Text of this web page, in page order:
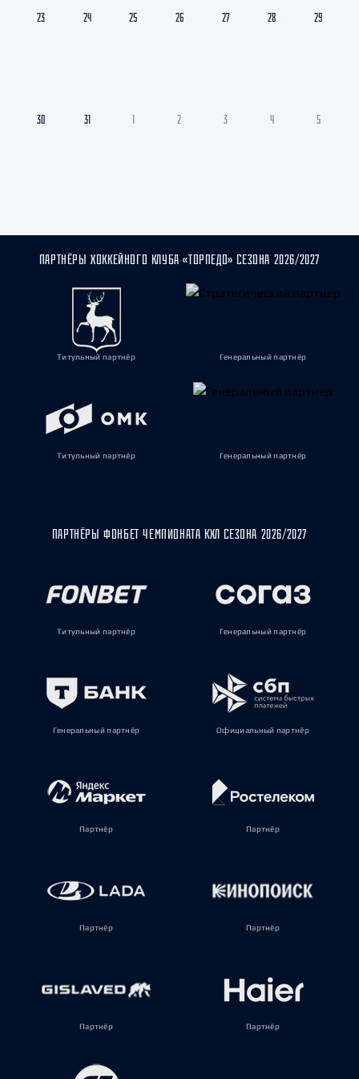
23 24 25 26 27 28 29
30 31 1 2 3 4 5
ПАРТНЁРЫ ХОККЕЙНОГО КЛУБА «ТОРПЕДО» СЕЗОНА 2026/2027
Титульный партнёр Генеральный партнёр
Титульный партнёр Генеральный партнёр
ПАРТНЁРЫ ФОНБЕТ ЧЕМПИОНАТА КХЛ СЕЗОНА 2026/2027
Титульный партнёр Генеральный партнёр
Генеральный партнёр Официальный партнёр
Партнёр Партнёр
Партнёр Партнёр
Партнёр Партнёр